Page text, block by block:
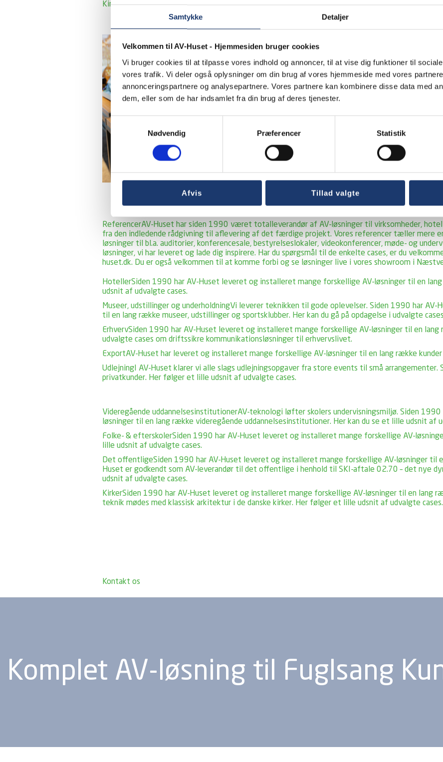
Samtykke Detaljer
Velkommen til AV-Huset - Hjemmesiden bruger cookies
Vi bruger cookies til at tilpasse vores indhold og annoncer, til at vise dig funktioner til
vores trafik. Vi deler også oplysninger om din brug af vores hjemmeside med vores
annonceringspartnere og analysepartnere. Vores partnere kan kombinere disse data med
dem, eller som de har indsamlet fra din brug af deres tjenester.
Samtykkevalg
Nødvendig
Præferencer Statistik
Afvis Tillad valgte
Kirke
ReferencerAV-Huset har siden 1990 været totalleverandør af AV-løsninger til virksomheder,
fra den indledende rådgivning til aflevering af det færdige projekt. Vores referencer tæller mere
løsninger til bl.a. auditorier, konferencesale, bestyrelseslokaler, videokonferencer, møde- og
løsninger, vi har leveret og lade dig inspirere. Har du spørgsmål til de enkelte cases, er du
huset.dk. Du er også velkommen til at komme forbi og se løsninger live i vores showroom i
HotellerSiden 1990 har AV-Huset leveret og installeret mange forskellige AV-løsninger til en
udsnit af udvalgte cases.
Museer, udstillinger og underholdningVi leverer teknikken til gode oplevelser. Siden 1990 har
til en lang række museer, udstillinger og sportsklubber. Her kan du gå på opdagelse i udvalgte
ErhvervSiden 1990 har AV-Huset leveret og installeret mange forskellige AV-løsninger til en
udvalgte cases om driftssikre kommunikationsløsninger til erhvervslivet.
ExportAV-Huset har leveret og installeret mange forskellige AV-løsninger til en lang række
UdlejningI AV-Huset klarer vi alle slags udlejningsopgaver fra store events til små
privatkunder. Her følger et lille udsnit af udvalgte cases.
Videregående uddannelsesinstitutionerAV-teknologi løfter skolers undervisningsmiljø. Siden
løsninger til en lang række videregående uddannelsesinstitutioner. Her kan du se et lille udsnit af
Folke- & efterskolerSiden 1990 har AV-Huset leveret og installeret mange forskellige AV-
lille udsnit af udvalgte cases.
Det offentligeSiden 1990 har AV-Huset leveret og installeret mange forskellige AV-løsninger
Huset er godkendt som AV-leverandør til det offentlige i henhold til SKI-aftale 02.70 – det nye
udsnit af udvalgte cases.
KirkerSiden 1990 har AV-Huset leveret og installeret mange forskellige AV-løsninger til en lang
teknik mødes med klassisk arkitektur i de danske kirker. Her følger et lille udsnit af udvalgte cases.
Kontakt os
Komplet AV-løsning til Fuglsang